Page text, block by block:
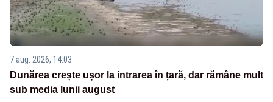
7 aug. 2026, 14:03
Dunărea crește ușor la intrarea în țară, dar rămâne mult
sub media lunii august